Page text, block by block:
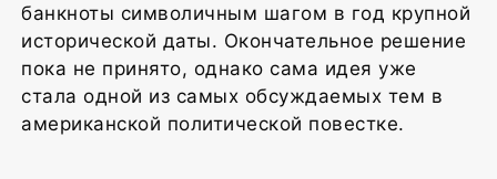
банкноты символичным шагом в год крупной
исторической даты. Окончательное решение
пока не принято, однако сама идея уже
стала одной из самых обсуждаемых тем в
американской политической повестке.